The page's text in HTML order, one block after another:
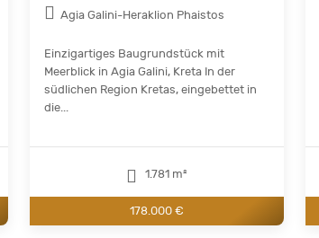
Agia Galini-Heraklion Phaistos
Einzigartiges Baugrundstück mit
Meerblick in Agia Galini, Kreta In der
südlichen Region Kretas, eingebettet in
die...
1.781 m²
178.000 €